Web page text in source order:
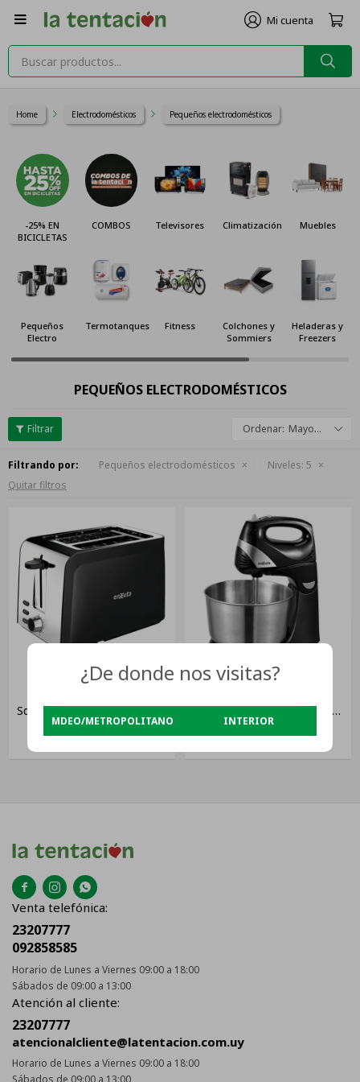

Home Electrodomésticos Pequeños electrodomésticos
-25% EN
BICICLETAS
COMBOS Televisores Climatización Muebles
Pequeños
Electro
Termotanques Fitness
Colchones y
Sommiers
Heladeras y
Freezers
PEQUEÑOS ELECTRODOMÉSTICOS
Mayor descuento
Filtrando por: Pequeños electrodomésticos Niveles: 5
Quitar filtros
Sdaenxt280 Inoxidable 850w
Color Plateado
Color Negro 5 Velocidades
300 W Frecuencia 50 Hz
  
Venta telefónica:
23207777
092858585
Horario de Lunes a Viernes 09:00 a 18:00
Sábados de 09:00 a 13:00
Atención al cliente:
23207777
atencionalcliente@latentacion.com.uy
Horario de Lunes a Viernes 09:00 a 18:00
Sábados de 09:00 a 13:00
¿De donde nos visitas?
MDEO/METROPOLITANO INTERIOR